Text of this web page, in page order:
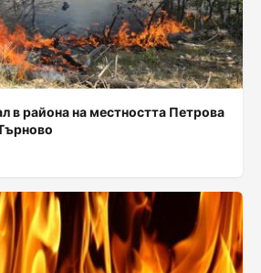
в района на местността Петрова